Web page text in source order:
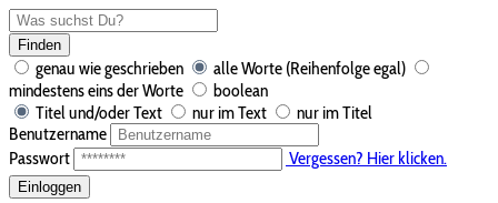
Finden
genau wie geschrieben
alle Worte (Reihenfolge egal)
mindestens eins der Worte
boolean
Titel und/oder Text
nur im Text
nur im Titel
Benutzername
Passwort
Vergessen? Hier klicken.
Einloggen